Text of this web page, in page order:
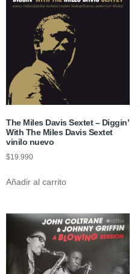
The Miles Davis Sextet ‎– Diggin’
With The Miles Davis Sextet
vinilo nuevo
$19.990
Añadir al carrito